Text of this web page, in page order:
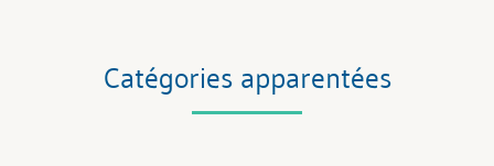
Catégories apparentées